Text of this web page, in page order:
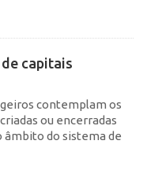
capitais
contemplam os
ou encerradas
âmbito do sistema de